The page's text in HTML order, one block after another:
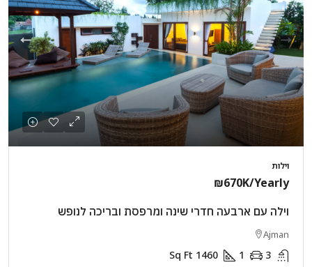
וילות
₪670K/Yearly
וילה עם ארבעה חדרי שינה ומרפסת ובריכה לנופש
Ajman
3
1
1460
Sq Ft